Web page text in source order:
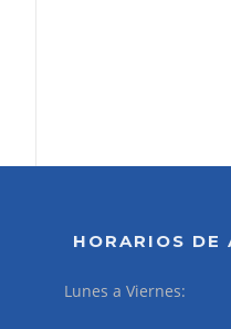
HORARIOS DE
Lunes a Viernes: